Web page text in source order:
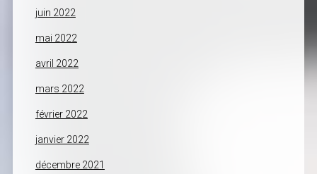
juin 2022
mai 2022
avril 2022
mars 2022
février 2022
janvier 2022
décembre 2021